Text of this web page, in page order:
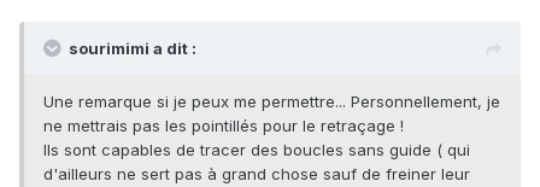
sourimimi a dit :
Une remarque si je peux me permettre... Personnellement, je
ne mettrais pas les pointillés pour le retraçage !
Ils sont capables de tracer des boucles sans guide ( qui
d'ailleurs ne sert pas à grand chose sauf de freiner leur